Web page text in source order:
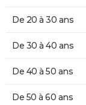
De 20 à 30 ans
De 30 à 40 ans
De 40 à 50 ans
De 50 à 60 ans